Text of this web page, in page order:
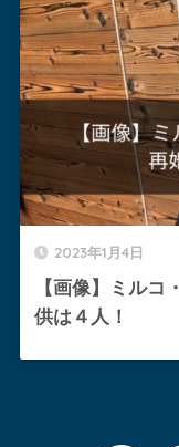
2023年1月4日
【画像】ミル
供は４人！